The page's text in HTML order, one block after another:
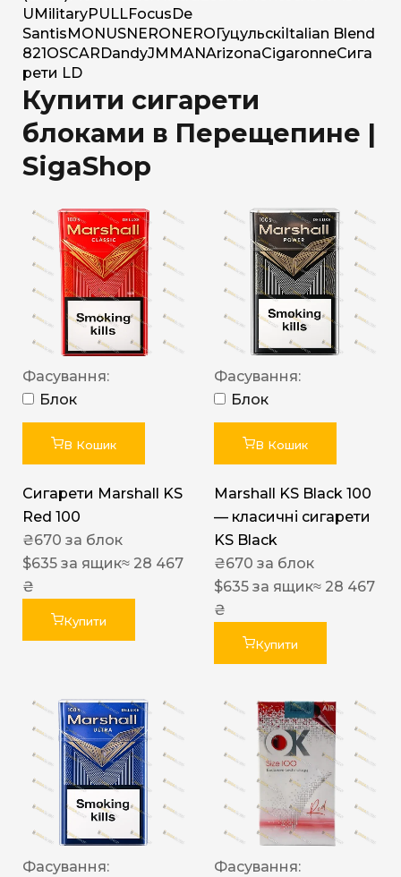
U MilitaryPULLFocus De
Santis MONUSNERO NERO Гуцульскі Italian Blend
821 OSCAR DandyJM MANArizonaCigaronneСига
рети LD
Купити сигарети
блоками в Перещепине |
SigaShop
Фасування:
Блок
В Кошик
Сигарети Marshall KS
Red 100
₴670 за блок
$635 за ящик≈ 28 467
₴
Купити
Фасування:
Блок
В Кошик
Marshall KS Black 100
— класичні сигарети
KS Black
₴670 за блок
$635 за ящик≈ 28 467
₴
Купити
Фасування:
Фасування: